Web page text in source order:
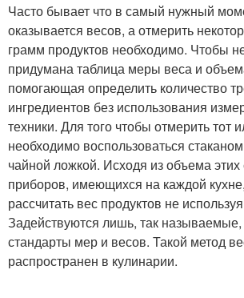
Часто бывает что в самый нужный
оказывается весов, а отмерить
грамм продуктов необходимо. Чтобы
придумана таблица меры веса и
помогающая определить количество
ингредиентов без использования
техники. Для того чтобы отмерить тот
необходимо воспользоваться
чайной ложкой. Исходя из объема
приборов, имеющихся на каждой
рассчитать вес продуктов не
Задействуются лишь, так
стандарты мер и весов. Такой метод
распространен в кулинарии.